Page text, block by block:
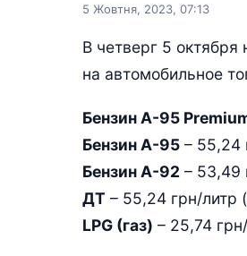
5 Жовтня, 2023, 07:13
В четверг 5
на автомобильное
Бензин А-95
Бензин А-95 – 55,24
Бензин А-92 – 53,49
ДТ – 55,24 грн/литр
LPG (газ) – 25,74